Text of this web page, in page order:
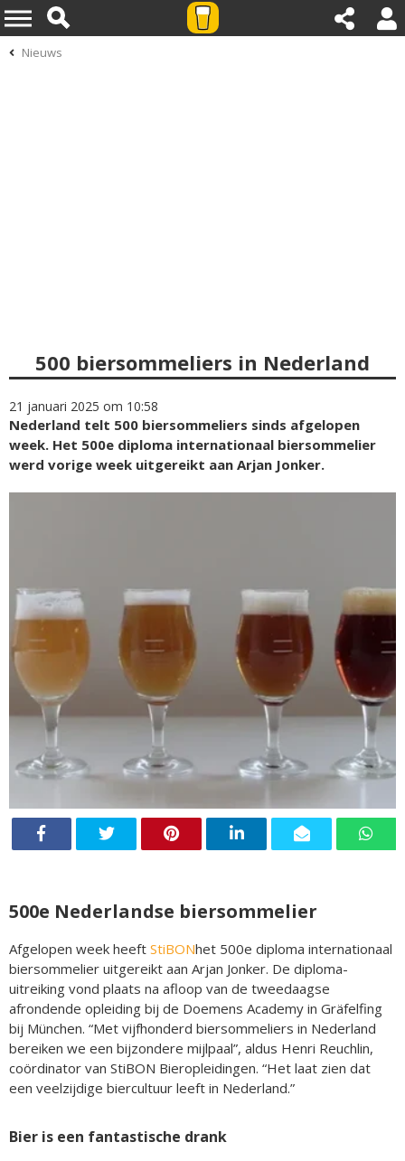
Nieuws
500 biersommeliers in Nederland
21 januari 2025 om 10:58
Nederland telt 500 biersommeliers sinds afgelopen
week. Het 500e diploma internationaal biersommelier
werd vorige week uitgereikt aan Arjan Jonker.
500e Nederlandse biersommelier
Afgelopen week heeft StiBONhet 500e diploma internationaal
biersommelier uitgereikt aan Arjan Jonker. De diploma-
uitreiking vond plaats na afloop van de tweedaagse
afrondende opleiding bij de Doemens Academy in Gräfelfing
bij München. “Met vijfhonderd biersommeliers in Nederland
bereiken we een bijzondere mijlpaal”, aldus Henri Reuchlin,
coördinator van StiBON Bieropleidingen. “Het laat zien dat
een veelzijdige biercultuur leeft in Nederland.”
Bier is een fantastische drank